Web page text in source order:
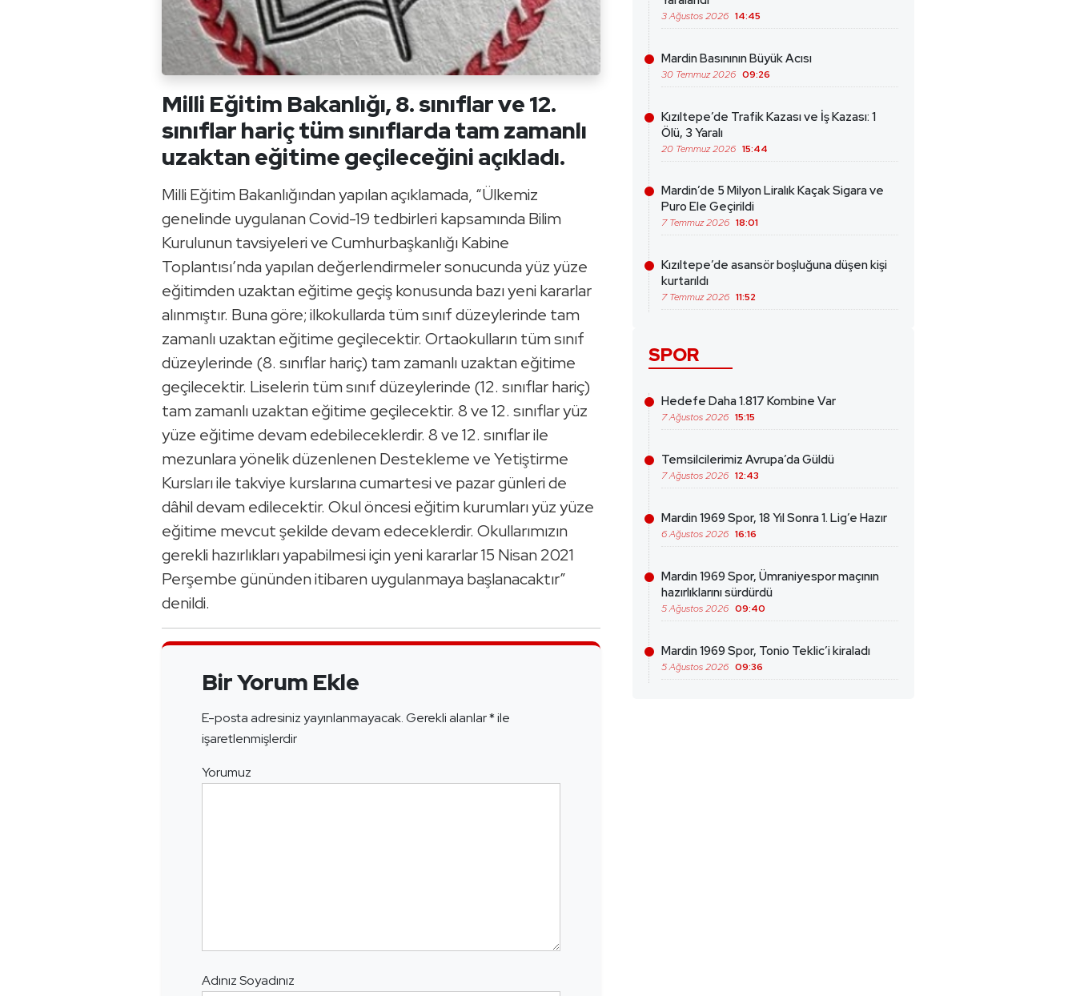
Milli Eğitim Bakanlığı, 8. sınıflar ve 12.
sınıflar hariç tüm sınıflarda tam zamanlı
uzaktan eğitime geçileceğini açıkladı.
Milli Eğitim Bakanlığından yapılan açıklamada, “Ülkemiz
genelinde uygulanan Covid-19 tedbirleri kapsamında Bilim
Kurulunun tavsiyeleri ve Cumhurbaşkanlığı Kabine
Toplantısı’nda yapılan değerlendirmeler sonucunda yüz yüze
eğitimden uzaktan eğitime geçiş konusunda bazı yeni kararlar
alınmıştır. Buna göre; ilkokullarda tüm sınıf düzeylerinde tam
zamanlı uzaktan eğitime geçilecektir. Ortaokulların tüm sınıf
düzeylerinde (8. sınıflar hariç) tam zamanlı uzaktan eğitime
geçilecektir. Liselerin tüm sınıf düzeylerinde (12. sınıflar hariç)
tam zamanlı uzaktan eğitime geçilecektir. 8 ve 12. sınıflar yüz
yüze eğitime devam edebileceklerdir. 8 ve 12. sınıflar ile
mezunlara yönelik düzenlenen Destekleme ve Yetiştirme
Kursları ile takviye kurslarına cumartesi ve pazar günleri de
dâhil devam edilecektir. Okul öncesi eğitim kurumları yüz yüze
eğitime mevcut şekilde devam edeceklerdir. Okullarımızın
gerekli hazırlıkları yapabilmesi için yeni kararlar 15 Nisan 2021
Perşembe gününden itibaren uygulanmaya başlanacaktır”
denildi.
Bir Yorum Ekle
E-posta adresiniz yayınlanmayacak.Gerekli alanlar*ile
işaretlenmişlerdir
Yorumuz
Adınız Soyadınız
3 Ağustos 2026 14:45
Mardin Basınının Büyük Acısı
30 Temmuz 2026 09:26
Kızıltepe’de Trafik Kazası ve İş Kazası: 1
Ölü, 3 Yaralı
20 Temmuz 2026 15:44
Mardin’de 5 Milyon Liralık Kaçak Sigara ve
Puro Ele Geçirildi
7 Temmuz 2026 18:01
Kızıltepe’de asansör boşluğuna düşen kişi
kurtarıldı
7 Temmuz 2026 11:52
SPOR
Hedefe Daha 1.817 Kombine Var
7 Ağustos 2026 15:15
Temsilcilerimiz Avrupa’da Güldü
7 Ağustos 2026 12:43
Mardin 1969 Spor, 18 Yıl Sonra 1. Lig’e Hazır
6 Ağustos 2026 16:16
Mardin 1969 Spor, Ümraniyespor maçının
hazırlıklarını sürdürdü
5 Ağustos 2026 09:40
Mardin 1969 Spor, Tonio Teklic’i kiraladı
5 Ağustos 2026 09:36